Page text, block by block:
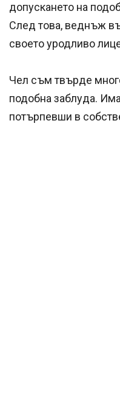
допускането на
След това, веднъж
своето уродливо
Чел съм твърде
подобна заблуда.
потърпевши в